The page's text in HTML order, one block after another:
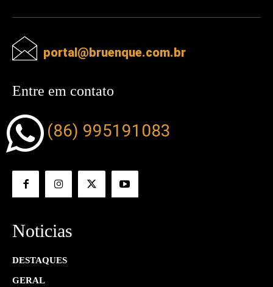
portal@bruenque.com.br
Entre em contato
(86) 995191083
Noticias
DESTAQUES
GERAL